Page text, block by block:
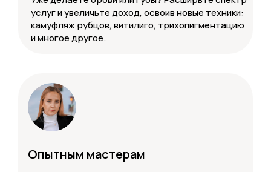
Опытным мастерам
услуг и увеличьте доход, освоив новые техники:
камуфляж рубцов, витилиго, трихопигментацию
и многое другое.